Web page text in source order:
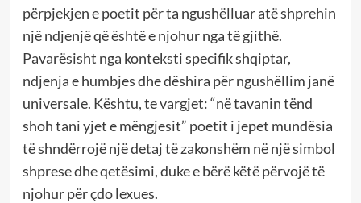
përpjekjen e poetit për ta ngushëlluar atë shprehin
një ndjenjë që është e njohur nga të gjithë.
Pavarësisht nga konteksti specifik shqiptar,
ndjenja e humbjes dhe dëshira për ngushëllim janë
universale. Kështu, te vargjet: “në tavanin tënd
shoh tani yjet e mëngjesit” poetit i jepet mundësia
të shndërrojë një detaj të zakonshëm në një simbol
shprese dhe qetësimi, duke e bërë këtë përvojë të
njohur për çdo lexues.